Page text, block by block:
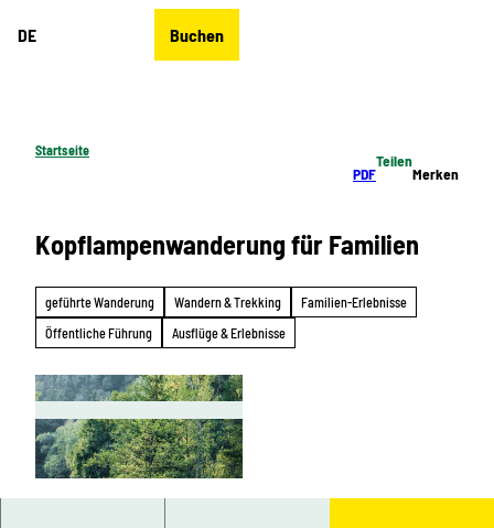
DE Buchen
Startseite
PDF
Teilen
Merken
Kopflampenwanderung für Familien
geführte Wanderung Wandern & Trekking
Familien-Erlebnisse
Öffentliche Führung
Ausflüge & Erlebnisse